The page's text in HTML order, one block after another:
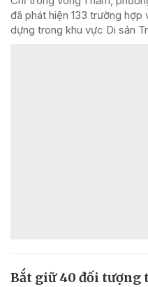
đã phát hiện 133 trường
dựng trong khu vực Di sản
Bắt giữ 40 đối tượng